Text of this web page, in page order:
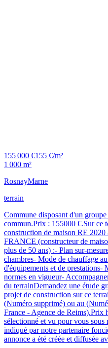
155 000 €155 €/m²
1 000 m²
RosnayMarne
terrain
Commune disposant d'un
commun.Prix : 155000 €.Sur ce
construction de maison RE
FRANCE (constructeur de
plus de 50 ans) :- Plan sur-
chambres- Mode de chauffage
d'équipements et de prestations-
normes en vigueur-
du terrainDemandez une étude
projet de construction sur ce
(Numéro supprimé) ou au
France - Agence de Reims).Prix
sélectionné et vu pour vous
indiqué par notre partenaire
annonce a été créée et diffusée